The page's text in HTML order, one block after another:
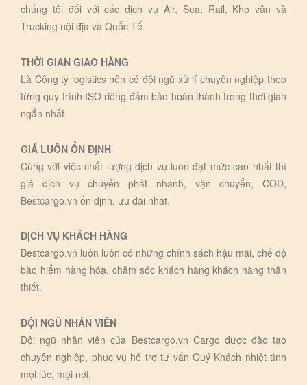
chúng tôi đối với các dịch vụ Air, Sea, Rail, Kho vận và
Trucking nội địa và Quốc Tế
THỜI GIAN GIAO HÀNG
Là Công ty logistics nên có đội ngũ xử lí chuyên nghiệp theo
từng quy trình ISO riêng đảm bảo hoàn thành trong thời gian
ngắn nhất.
GIÁ LUÔN ỔN ĐỊNH
Cùng với việc chất lượng dịch vụ luôn đạt mức cao nhất thì
giá dịch vụ chuyển phát nhanh, vận chuyển, COD,
Bestcargo.vn ổn định, ưu đãi nhất.
DỊCH VỤ KHÁCH HÀNG
Bestcargo.vn luôn luôn có những chính sách hậu mãi, chế độ
bảo hiểm hàng hóa, chăm sóc khách hàng khách hàng thân
thiết.
ĐỘI NGŨ NHÂN VIÊN
Đội ngũ nhân viên của Bestcargo.vn Cargo được đào tạo
chuyên nghiệp, phục vụ hỗ trợ tư vấn Quý Khách nhiệt tình
mọi lúc, mọi nơi.